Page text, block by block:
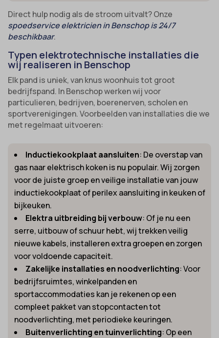
Direct hulp nodig als de stroom uitvalt? Onze
spoedservice elektricien in Benschop is 24/7
beschikbaar.
Typen elektrotechnische installaties die
wij realiseren in Benschop
Elk pand is uniek, van knus woonhuis tot groot
bedrijfspand. In Benschop werken wij voor
particulieren, bedrijven, boerenerven, scholen en
sportverenigingen. Voorbeelden van installaties die we
met regelmaat uitvoeren:
Inductiekookplaat aansluiten: De overstap van
gas naar elektrisch koken is nu populair. Wij zorgen
voor de juiste groep en veilige installatie van jouw
inductiekookplaat of perilex aansluiting in keuken of
bijkeuken.
Elektra uitbreiding bij verbouw: Of je nu een
serre, uitbouw of schuur hebt, wij trekken veilig
nieuwe kabels, installeren extra groepen en zorgen
voor voldoende capaciteit.
Zakelijke installaties en noodverlichting: Voor
bedrijfsruimtes, winkelpanden en
sportaccommodaties kan je rekenen op een
compleet pakket van stopcontacten tot
noodverlichting, met periodieke keuringen.
Buitenverlichting en tuinverlichting: Op een